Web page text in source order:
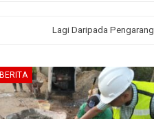
Lagi Daripada Pengarang
BERITA